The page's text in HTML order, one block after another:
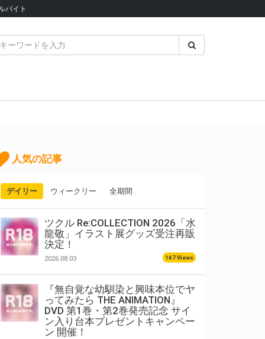
バイト
人気の記事
デイリー ウィークリー 全期間
ツクル Re:COLLECTION 2026「水
龍敬」イラスト展グッズ受注再販
決定！
2026.08.03 167 Views
『無自覚な幼馴染と興味本位でヤ
ってみたら THE ANIMATION』
DVD 第1巻・第2巻発売記念 サイ
ン入り台本プレゼントキャンペー
ン 開催！